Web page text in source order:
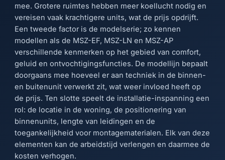
mee. Grotere ruimtes hebben meer koellucht nodig en
vereisen vaak krachtigere units, wat de prijs opdrijft.
Een tweede factor is de modelserie; zo kennen
modellen als de MSZ-EF, MSZ-LN en MSZ-AP
verschillende kenmerken op het gebied van comfort,
geluid en ontvochtigingsfuncties. De modellijn bepaalt
doorgaans mee hoeveel er aan techniek in de binnen-
en buitenunit verwerkt zit, wat weer invloed heeft op
de prijs. Ten slotte speelt de installatie-inspanning een
rol: de locatie in de woning, de positionering van
binnenunits, lengte van leidingen en de
toegankelijkheid voor montagematerialen. Elk van deze
elementen kan de arbeidstijd verlengen en daarmee de
kosten verhogen.